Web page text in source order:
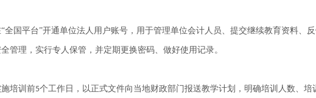
“全国平台”开通单位法人用户账号，用于管理单位会计人员、提交继续教育资料、
管理，实行专人保管，并定期更换密码、做好使用记录。
培训前5个工作日，以正式文件向当地财政部门报送教学计划，明确培训人数、培